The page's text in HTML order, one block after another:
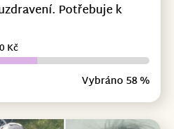
Potřebuje k
Vybráno 58 %
Kč